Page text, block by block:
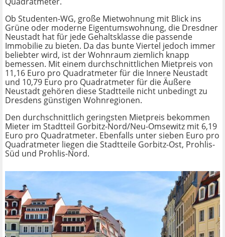
Ob Studenten-WG, große Mietwohnung mit Blick ins
Grüne oder moderne Eigentumswohnung, die Dresdner
Neustadt hat für jede Gehaltsklasse die passende
Immobilie zu bieten. Da das bunte Viertel jedoch immer
beliebter wird, ist der Wohnraum ziemlich knapp
bemessen. Mit einem durchschnittlichen Mietpreis von
11,16 Euro pro Quadratmeter für die Innere Neustadt
und 10,79 Euro pro Quadratmeter für die Äußere
Neustadt gehören diese Stadtteile nicht unbedingt zu
Dresdens günstigen Wohnregionen.
Den durchschnittlich geringsten Mietpreis bekommen
Mieter im Stadtteil Gorbitz-Nord/Neu-Omsewitz mit 6,19
Euro pro Quadratmeter. Ebenfalls unter sieben Euro pro
Quadratmeter liegen die Stadtteile Gorbitz-Ost, Prohlis-
Süd und Prohlis-Nord.